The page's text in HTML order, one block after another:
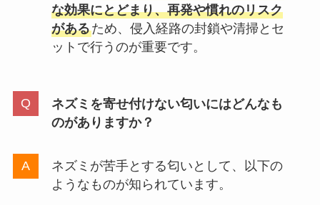
な効果にとどまり、再発や慣れのリスク
があるため、侵入経路の封鎖や清掃とセ
ットで行うのが重要です。
ネズミを寄せ付けない匂いにはどんなも
のがありますか？
ネズミが苦手とする匂いとして、以下の
ようなものが知られています。